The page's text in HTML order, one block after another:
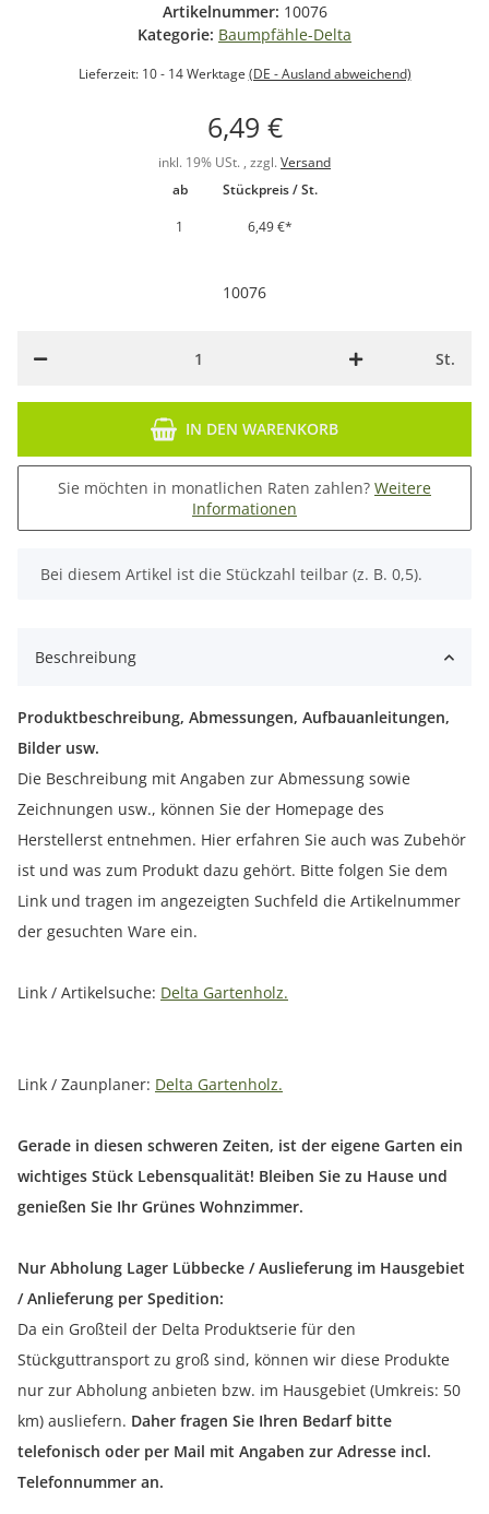
Artikelnummer: 10076
Kategorie: Baumpfähle-Delta
Lieferzeit: 10 - 14 Werktage (DE - Ausland abweichend)
6,49 €
inkl. 19% USt. , zzgl. Versand
ab
Stückpreis / St.
1
6,49 €*
10076
St.
IN DEN WARENKORB
Sie möchten in monatlichen Raten zahlen? Weitere
Informationen
x
Bei diesem Artikel ist die Stückzahl teilbar (z. B. 0,5).
Beschreibung
Produktbeschreibung, Abmessungen, Aufbauanleitungen,
Bilder usw.
Die Beschreibung mit Angaben zur Abmessung sowie
Zeichnungen usw., können Sie der Homepage des
Herstellerst entnehmen. Hier erfahren Sie auch was Zubehör
ist und was zum Produkt dazu gehört. Bitte folgen Sie dem
Link und tragen im angezeigten Suchfeld die Artikelnummer
der gesuchten Ware ein.
Link / Artikelsuche: Delta Gartenholz.
Link / Zaunplaner: Delta Gartenholz.
Gerade in diesen schweren Zeiten, ist der eigene Garten ein
wichtiges Stück Lebensqualität! Bleiben Sie zu Hause und
genießen Sie Ihr Grünes Wohnzimmer.
Nur Abholung Lager Lübbecke / Auslieferung im Hausgebiet
/ Anlieferung per Spedition:
Da ein Großteil der Delta Produktserie für den
Stückguttransport zu groß sind, können wir diese Produkte
nur zur Abholung anbieten bzw. im Hausgebiet (Umkreis: 50
km) ausliefern. Daher fragen Sie Ihren Bedarf bitte
telefonisch oder per Mail mit Angaben zur Adresse incl.
Telefonnummer an.